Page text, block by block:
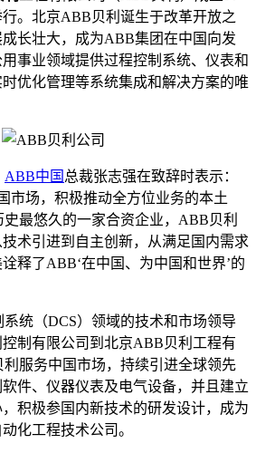
。北京ABB贝利诞生于改革开放之
长壮大，成为ABB集团在中国向发
事业领域提供过程控制系统、仪表和
优化管理等系统集成和解决方案的唯
ABB中国 总裁张志强在致辞时表示：
市场，积极推动全方位业务的本土
最悠久的一家合资企业，ABB贝利
术引进到自主创新，从满足国内需求
释了ABB‘在中国、为中国和世界’的
统（DCS）领域的技术和市场领导
制有限公司到北京ABB贝利工程有
利服务中国市场，持续引进全球领先
件、仪器仪表及电气设备，并且建立
积极参国内新技术的研发设计，成为
化工程技术公司。